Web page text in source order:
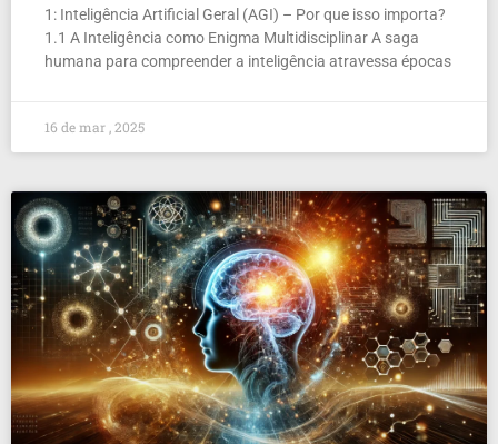
1: Inteligência Artificial Geral (AGI) – Por que isso importa?
1.1 A Inteligência como Enigma Multidisciplinar A saga
humana para compreender a inteligência atravessa épocas
16 de mar , 2025